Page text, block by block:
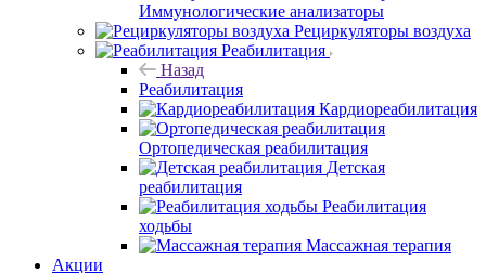
Иммунологические анализаторы
Рециркуляторы воздуха
Реабилитация
Назад
Реабилитация
Кардиореабилитация
Ортопедическая реабилитация
Детская
реабилитация
Реабилитация
ходьбы
Массажная терапия
Акции